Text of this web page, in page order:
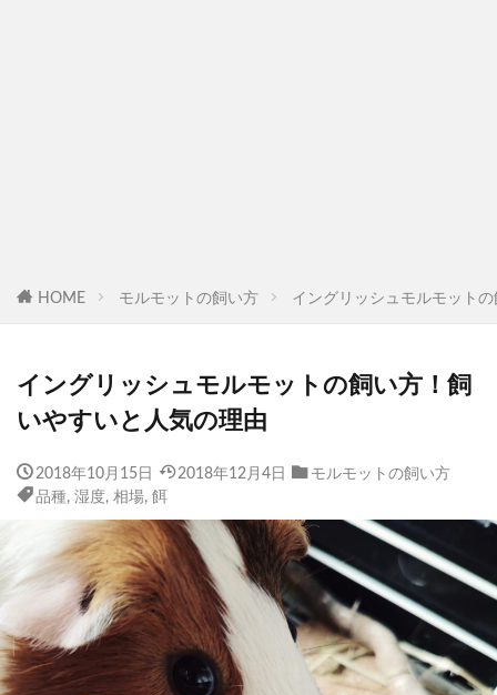
HOME モルモットの飼い方 イングリッシュモルモット
イングリッシュモルモットの飼い方！飼
いやすいと人気の理由
2018年10月15日 2018年12月4日
モルモットの飼い方
品種, 湿度, 相場, 餌